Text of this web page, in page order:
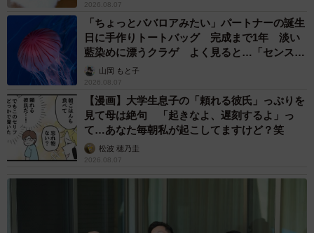
2026.08.07
「ちょっとババロアみたい」パートナーの誕生
日に手作りトートバッグ 完成まで1年 淡い
藍染めに漂うクラゲ よく見ると…「センスす
ごい」山岡 もと子
2026.08.07
【漫画】大学生息子の「頼れる彼氏」っぷりを
見て母は絶句 「起きなよ、遅刻するよ」っ
て…あなた毎朝私が起こしてますけど？笑
松波 穂乃圭
2026.08.07